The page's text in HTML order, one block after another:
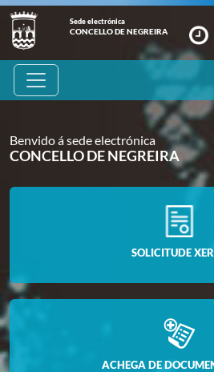
Sede electrónica
CONCELLO DE NEGREIRA
Benvido á sede electrónica
CONCELLO DE NEGREIRA
SOLICITUDE
ACHEGA DE